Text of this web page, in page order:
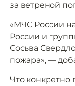
за ветреной
«МЧС России
России и
Сосьва
пожара», —
Что конкретно